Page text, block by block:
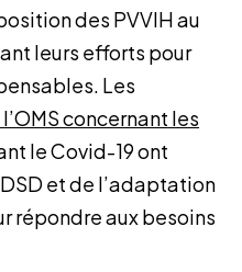
des PVVIH au
leurs efforts pour
Les
concernant les
le Covid-19 ont
et de l’adaptation
répondre aux besoins